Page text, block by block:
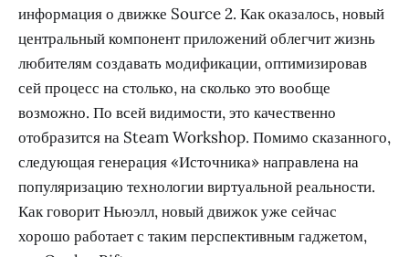
информация о движке Source 2. Как оказалось, новый
центральный компонент приложений облегчит жизнь
любителям создавать модификации, оптимизировав
сей процесс на столько, на сколько это вообще
возможно. По всей видимости, это качественно
отобразится на Steam Workshop. Помимо сказанного,
следующая генерация «Источника» направлена на
популяризацию технологии виртуальной реальности.
Как говорит Ньюэлл, новый движок уже сейчас
хорошо работает с таким перспективным гаджетом,